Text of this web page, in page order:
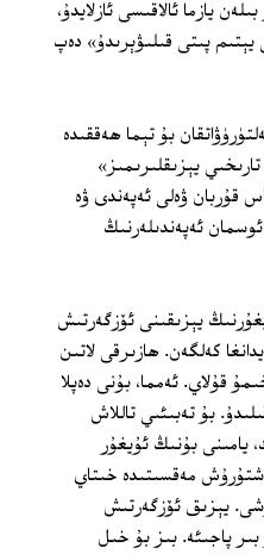
يازما ئالاقىسى ئازلايدۇ،
يېتىم پىتى قىلىۋېرىدۇ» دەپ
بۇ تېما ھەققىدە
يېزىقلىرىمىز»
قۇربان ۋەلى ئەپەندى ۋە
ئەپەندىلەرنىڭ
يېزىقىنى ئۆزگەرتىش
كەلگەن. ھازىرقى لاتىن
قۇلاي. ئەمما، بۇنى دەپلا
بۇ تەبىئىي تاللاش
يامىنى بۇنىڭ ئۇيغۇر
مەقسىتىدە خىتاي
يېزىق ئۆزگەرتىش
پاجىئە. بىز بۇ خىل